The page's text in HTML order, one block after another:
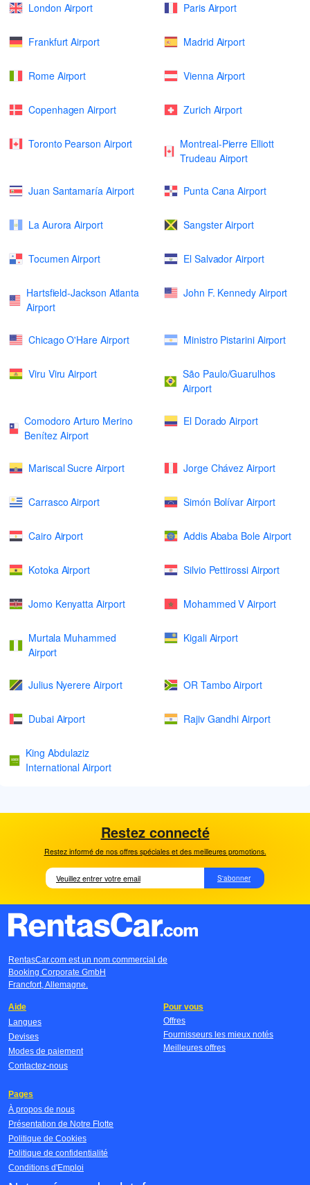
London Airport Paris Airport
Frankfurt Airport Madrid Airport
Rome Airport Vienna Airport
Copenhagen Airport Zurich Airport
Toronto Pearson Airport
Montreal-Pierre Elliott
Trudeau Airport
Juan Santamaría Airport Punta Cana Airport
La Aurora Airport Sangster Airport
Tocumen Airport El Salvador Airport
Hartsfield-Jackson Atlanta
Airport
John F. Kennedy Airport
Chicago O'Hare Airport Ministro Pistarini Airport
Viru Viru Airport
São Paulo/Guarulhos
Airport
Comodoro Arturo Merino
Benítez Airport
El Dorado Airport
Mariscal Sucre Airport Jorge Chávez Airport
Carrasco Airport Simón Bolívar Airport
Cairo Airport Addis Ababa Bole Airport
Kotoka Airport Silvio Pettirossi Airport
Jomo Kenyatta Airport Mohammed V Airport
Murtala Muhammed
Airport
Kigali Airport
Julius Nyerere Airport OR Tambo Airport
Dubai Airport Rajiv Gandhi Airport
King Abdulaziz
International Airport
Restez connecté
Restez informé de nos offres spéciales et des meilleures promotions.
S'abonner
RentasCar.com est un nom commercial de
Booking Corporate GmbH
Francfort, Allemagne.
Aide
Langues
Devises
Modes de paiement
Contactez-nous
Pour vous
Offres
Fournisseurs les mieux notés
Meilleures offres
Pages
À propos de nous
Présentation de Notre Flotte
Politique de Cookies
Politique de confidentialité
Conditions d'Emploi